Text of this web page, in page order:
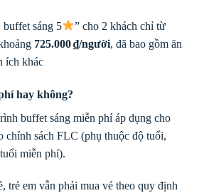
sáng 5
” cho 2 khách chỉ từ
725.000 ₫/người, đã bao gồm ăn
ích khác
hay không?
buffet sáng miễn phí áp dụng cho
chính sách FLC (phụ thuộc độ tuổi,
miễn phí).
trẻ em vẫn phải mua vé theo quy định